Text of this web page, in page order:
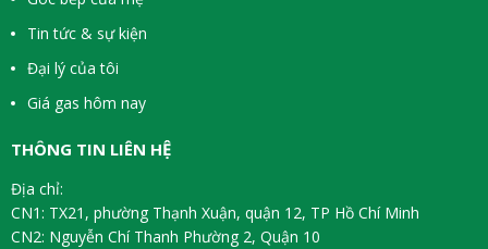
Tin tức & sự kiện
Đại lý của tôi
Giá gas hôm nay
THÔNG TIN LIÊN HỆ
Địa chỉ:
CN1: TX21, phường Thạnh Xuận, quận 12, TP Hồ Chí Minh
CN2: Nguyễn Chí Thanh Phường 2, Quận 10